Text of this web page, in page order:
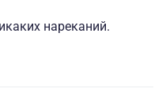
нареканий.